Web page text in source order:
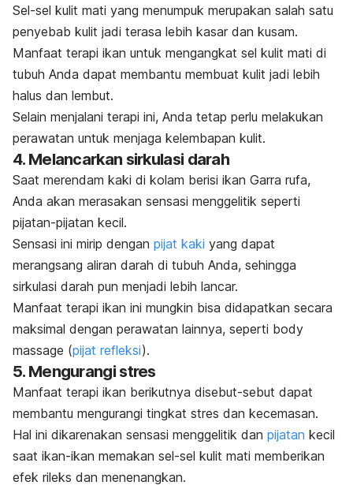
Sel-sel kulit mati yang menumpuk merupakan salah satu
penyebab kulit jadi terasa lebih kasar dan kusam.
Manfaat terapi ikan untuk mengangkat sel kulit mati di
tubuh Anda dapat membantu membuat kulit jadi lebih
halus dan lembut.
Selain menjalani terapi ini, Anda tetap perlu melakukan
perawatan untuk menjaga kelembapan kulit.
4. Melancarkan sirkulasi darah
Saat merendam kaki di kolam berisi ikan Garra rufa,
Anda akan merasakan sensasi menggelitik seperti
pijatan-pijatan kecil.
Sensasi ini mirip dengan pijat kaki yang dapat
merangsang aliran darah di tubuh Anda, sehingga
sirkulasi darah pun menjadi lebih lancar.
Manfaat terapi ikan ini mungkin bisa didapatkan secara
maksimal dengan perawatan lainnya, seperti body
massage (pijat refleksi).
5. Mengurangi stres
Manfaat terapi ikan berikutnya disebut-sebut dapat
membantu mengurangi tingkat stres dan kecemasan.
Hal ini dikarenakan sensasi menggelitik dan pijatan kecil
saat ikan-ikan memakan sel-sel kulit mati memberikan
efek rileks dan menenangkan.